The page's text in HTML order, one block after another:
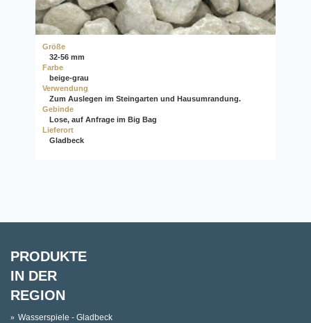
Größe
32-56 mm
Farbe
beige-grau
Verwendung
Zum Auslegen im Steingarten und Hausumrandung.
Gebinde
Lose, auf Anfrage im Big Bag
Lieferort
Gladbeck
PRODUKTE
IN DER
REGION
Wasserspiele - Gladbeck